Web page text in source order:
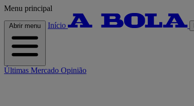
Menu principal
Abrir menu Início
Últimas Mercado Opinião